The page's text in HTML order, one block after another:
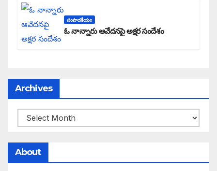
సంపాదకీయం
ఓ నాన్నారు ఆవేదనపై అక్షర సందేశం
Archives
About